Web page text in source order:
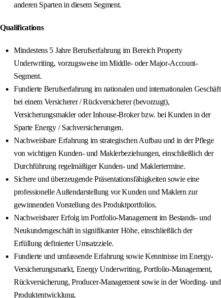
anderen Sparten in diesem Segment.
Qualifications
Mindestens 5 Jahre Berufserfahrung im Bereich Property
Underwriting, vorzugsweise im Middle- oder Major-Account-
Segment.
Fundierte Berufserfahrung im nationalen und internationalen Geschäft
bei einem Versicherer / Rückversicherer (bevorzugt),
Versicherungsmakler oder Inhouse-Broker bzw. bei Kunden in der
Sparte Energy / Sachversicherungen.
Nachweisbare Erfahrung im strategischen Aufbau und in der Pflege
von wichtigen Kunden- und Maklerbeziehungen, einschließlich der
Durchführung regelmäßiger Kunden- und Maklertermine.
Sichere und überzeugende Präsentationsfähigkeiten sowie eine
professionelle Außendarstellung vor Kunden und Maklern zur
gewinnenden Vorstellung des Produktportfolios.
Nachweisbarer Erfolg im Portfolio-Management im Bestands- und
Neukundengeschäft in signifikanter Höhe, einschließlich der
Erfüllung definierter Umsatzziele.
Fundierte und umfassende Erfahrung sowie Kenntnisse im Energy-
Versicherungsmarkt, Energy Underwriting, Portfolio-Management,
Rückversicherung, Producer-Management sowie in der Wording- und
Produktentwicklung.